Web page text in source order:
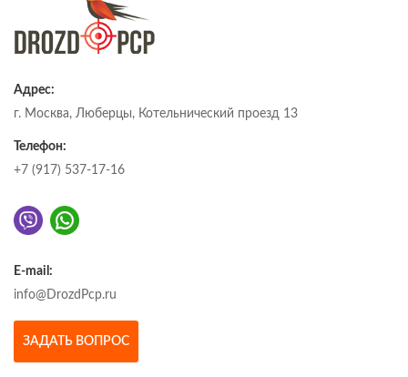
Адрес:
г. Москва, Люберцы, Котельнический проезд 13
Телефон:
+7 (917) 537-17-16
E-mail:
info@DrozdPcp.ru
ЗАДАТЬ ВОПРОС